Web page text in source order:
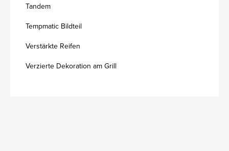
Tandem
Tempmatic Bildteil
Verstärkte Reifen
Verzierte Dekoration am Grill